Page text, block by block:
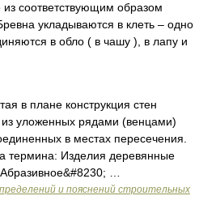
соответствующим образом
укладываются в клеть – одно
в обло ( в чашу ), в лапу и
в плане конструкция стен
уложенных рядами (венцами)
в местах пересечения.
термина: Изделия деревянные
…
и пояснений строительных